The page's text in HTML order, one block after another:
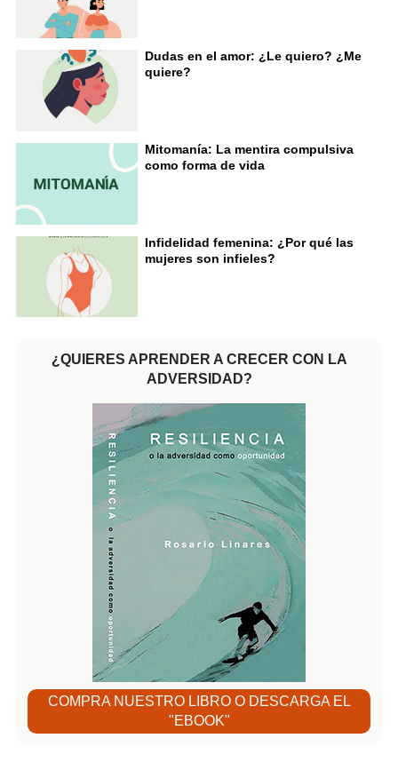
Dudas en el amor: ¿Le quiero? ¿Me
quiere?
Mitomanía: La mentira compulsiva
como forma de vida
Infidelidad femenina: ¿Por qué las
mujeres son infieles?
¿QUIERES APRENDER A CRECER CON LA
ADVERSIDAD?
COMPRA NUESTRO LIBRO O DESCARGA EL
"EBOOK"